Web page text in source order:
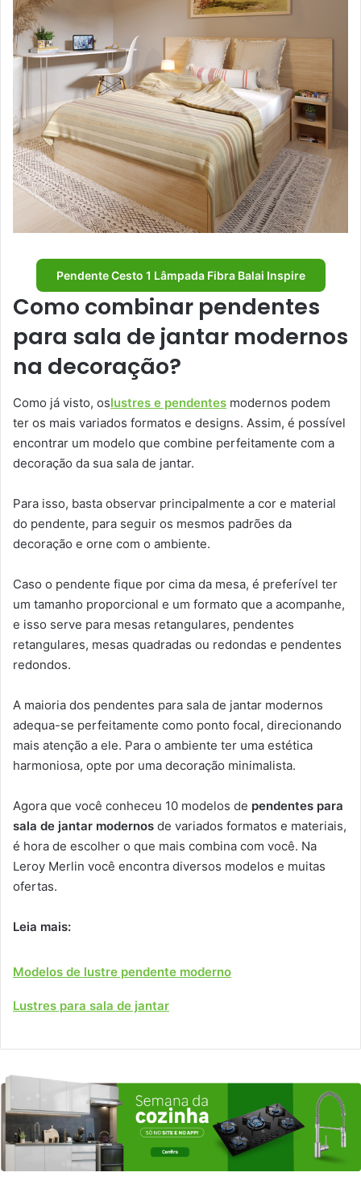
Pendente Cesto 1 Lâmpada Fibra Balai Inspire
Como combinar pendentes
para sala de jantar modernos
na decoração?
Como já visto, oslustres e pendentes modernos podem
ter os mais variados formatos e designs. Assim, é possível
encontrar um modelo que combine perfeitamente com a
decoração da sua sala de jantar.
Para isso, basta observar principalmente a cor e material
do pendente, para seguir os mesmos padrões da
decoração e orne com o ambiente.
Caso o pendente fique por cima da mesa, é preferível ter
um tamanho proporcional e um formato que a acompanhe,
e isso serve para mesas retangulares, pendentes
retangulares, mesas quadradas ou redondas e pendentes
redondos.
A maioria dos pendentes para sala de jantar modernos
adequa-se perfeitamente como ponto focal, direcionando
mais atenção a ele. Para o ambiente ter uma estética
harmoniosa, opte por uma decoração minimalista.
Agora que você conheceu 10 modelos de pendentes para
sala de jantar modernos de variados formatos e materiais,
é hora de escolher o que mais combina com você. Na
Leroy Merlin você encontra diversos modelos e muitas
ofertas.
Leia mais:
Modelos de lustre pendente moderno
Lustres para sala de jantar